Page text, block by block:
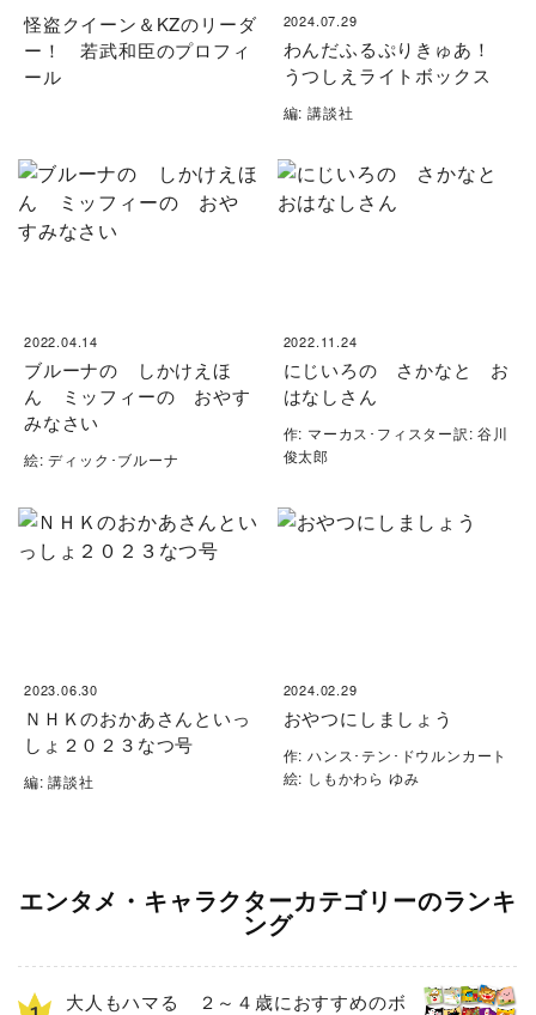
怪盗クイーン＆KZのリーダ
ー！ 若武和臣のプロフィ
ール
2024.07.29
わんだふるぷりきゅあ！
うつしえライトボックス
編: 講談社
2022.04.14
ブルーナの しかけえほ
ん ミッフィーの おやす
みなさい
絵: ディック･ブルーナ
2022.11.24
にじいろの さかなと お
はなしさん
作: マーカス･フィスター訳: 谷川
俊太郎
2023.06.30
ＮＨＫのおかあさんといっ
しょ２０２３なつ号
編: 講談社
2024.02.29
おやつにしましょう
作: ハンス･テン･ドウルンカート
絵: しもかわら ゆみ
エンタメ・キャラクターカテゴリーのランキ
ング
大人もハマる ２～４歳におすすめのボ